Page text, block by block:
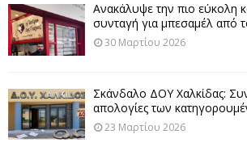
Ανακάλυψε την πιο εύκολη
συνταγή για μπεσαμέλ
30 Μαρτίου 2026
Σκάνδαλο ΔΟΥ Χαλκίδας:
απολογίες των
23 Μαρτίου 2026